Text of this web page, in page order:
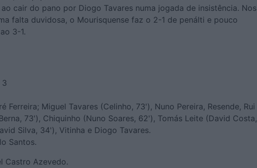
cair do pano por Diogo Tavares numa jogada de insistência. Nos
falta duvidosa, o Mourisquense faz o 2-1 de penálti e pouco
3-1.
3
Ferreira; Miguel Tavares (Celinho, 73'), Nuno Pereira, Resende, Rui
73'), Chiquinho (Nuno Soares, 62'), Tomás Leite (David Costa,
Silva, 34'), Vitinha e Diogo Tavares.
Santos.
Castro Azevedo.